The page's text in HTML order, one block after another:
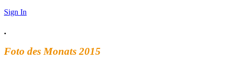
Sign In
.
Foto des Monats 2015